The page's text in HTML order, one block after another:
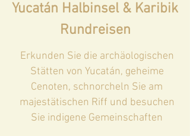
Yucatán Halbinsel & Karibik
Rundreisen
Erkunden Sie die archäologischen
Stätten von Yucatán, geheime
Cenoten, schnorcheln Sie am
majestätischen Riff und besuchen
Sie indigene Gemeinschaften